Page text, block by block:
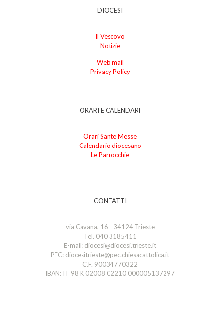
DIOCESI
Il Vescovo
Notizie
Web mail
Privacy Policy
ORARI E CALENDARI
Orari Sante Messe
Calendario diocesano
Le Parrocchie
CONTATTI
via Cavana, 16 - 34124 Trieste
Tel. 040 3185411
E-mail: diocesi@diocesi.trieste.it
PEC: diocesitrieste@pec.chiesacattolica.it
C.F. 90034770322
IBAN: IT 98 K 02008 02210 000005137297